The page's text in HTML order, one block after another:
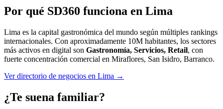
Por qué SD360 funciona en Lima
Lima es la capital gastronómica del mundo según múltiples rankings
internacionales. Con aproximadamente 10M habitantes, los sectores
más activos en digital son Gastronomía, Servicios, Retail, con
fuerte concentración comercial en Miraflores, San Isidro, Barranco.
Ver directorio de negocios en Lima →
¿Te suena familiar?